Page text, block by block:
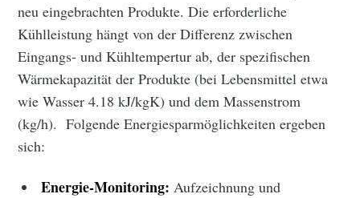
neu eingebrachten Produkte. Die erforderliche
Kühlleistung hängt von der Differenz zwischen
Eingangs- und Kühltempertur ab, der spezifischen
Wärmekapazität der Produkte (bei Lebensmittel etwa
wie Wasser 4.18 kJ/kgK) und dem Massenstrom
(kg/h). Folgende Energiesparmöglichkeiten ergeben
sich:
Energie-Monitoring: Aufzeichnung und